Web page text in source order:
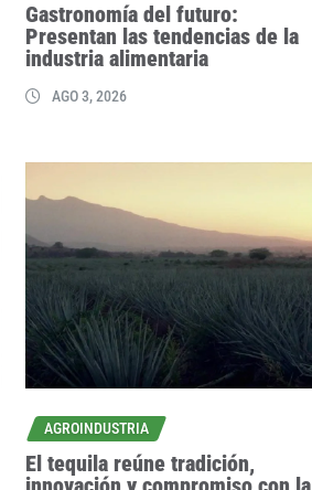
Gastronomía del futuro:
Presentan las tendencias de la
industria alimentaria
AGO 3, 2026
AGROINDUSTRIA
El tequila reúne tradición,